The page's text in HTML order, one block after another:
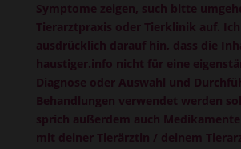
Symptome zeigen, such bitte
Tierarztpraxis oder Tierklinik auf.
ausdrücklich darauf hin, dass die
haustiger.info nicht für eine
Diagnose oder Auswahl und
Behandlungen verwendet werden
sprich außerdem auch
mit deiner Tierärztin / deinem